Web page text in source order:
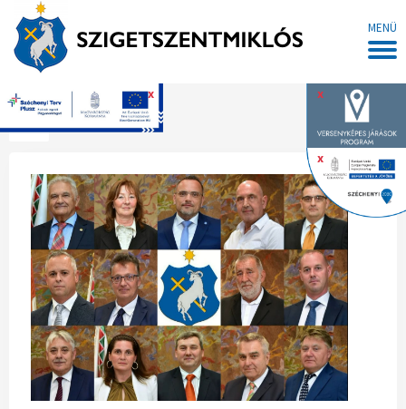
MENÜ
x
x
x
Főoldal